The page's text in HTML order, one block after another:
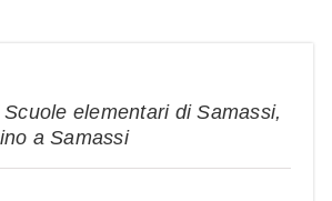
elementari di Samassi,
a Samassi